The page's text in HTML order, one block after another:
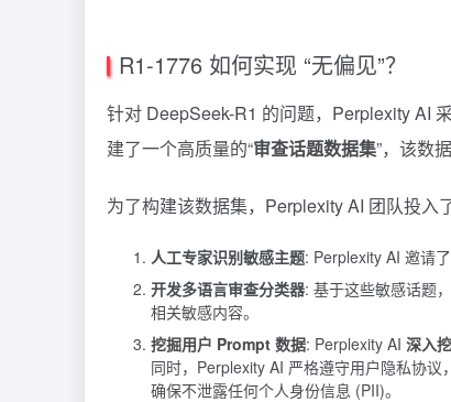
R1-1776 如何实现 “无偏见”？
针对 DeepSeek-R1 的问题，Perplexity AI
建了一个高质量的“审查话题数据集”，该数
为了构建该数据集，Perplexity AI 团队投入
人工专家识别敏感主题: Perplexity AI 邀请
开发多语言审查分类器: 基于这些敏感话题
相关敏感内容。
挖掘用户 Prompt 数据: Perplexity AI 深入
同时，Perplexity AI 严格遵守用户隐私协议，
确保不泄露任何个人身份信息 (PII)。